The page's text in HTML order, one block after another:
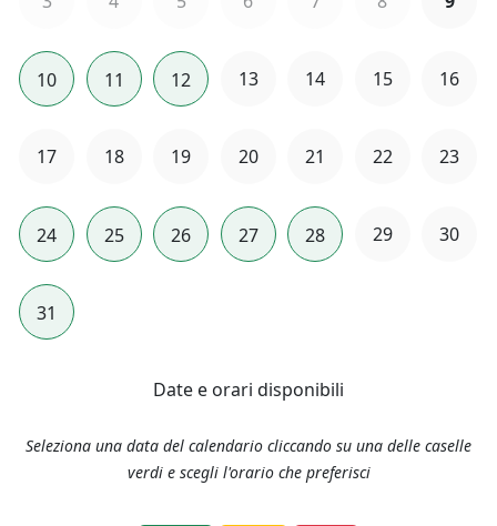
10 11 12 13 14 15 16
17 18 19 20 21 22 23
24 25 26 27 28 29 30
31
Date e orari disponibili
Seleziona una data del calendario cliccando su una delle caselle
verdi e scegli l'orario che preferisci